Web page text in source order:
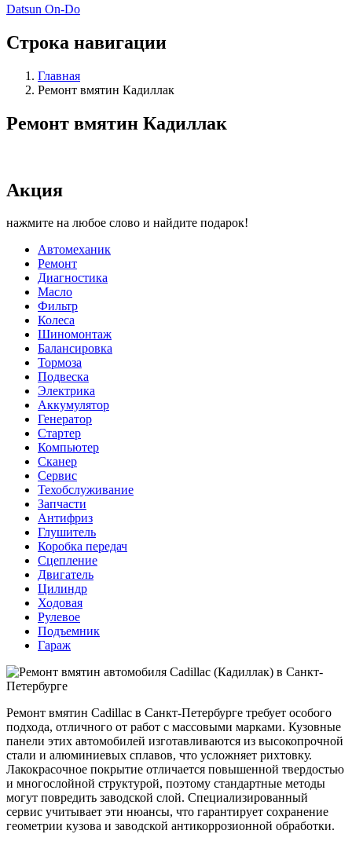
Datsun On-Do
Строка навигации
Главная
Ремонт вмятин Кадиллак
Ремонт вмятин Кадиллак
Акция
нажмите на любое слово и найдите подарок!
Автомеханик
Ремонт
Диагностика
Масло
Фильтр
Колеса
Шиномонтаж
Балансировка
Тормоза
Подвеска
Электрика
Аккумулятор
Генератор
Стартер
Компьютер
Сканер
Сервис
Техобслуживание
Запчасти
Антифриз
Глушитель
Коробка передач
Сцепление
Двигатель
Цилиндр
Ходовая
Рулевое
Подъемник
Гараж
Ремонт вмятин Cadillac в Санкт-Петербурге требует особого
подхода, отличного от работ с массовыми марками. Кузовные
панели этих автомобилей изготавливаются из высокопрочной
стали и алюминиевых сплавов, что усложняет рихтовку.
Лакокрасочное покрытие отличается повышенной твердостью
и многослойной структурой, поэтому стандартные методы
могут повредить заводской слой. Специализированный
сервис учитывает эти нюансы, что гарантирует сохранение
геометрии кузова и заводской антикоррозионной обработки.